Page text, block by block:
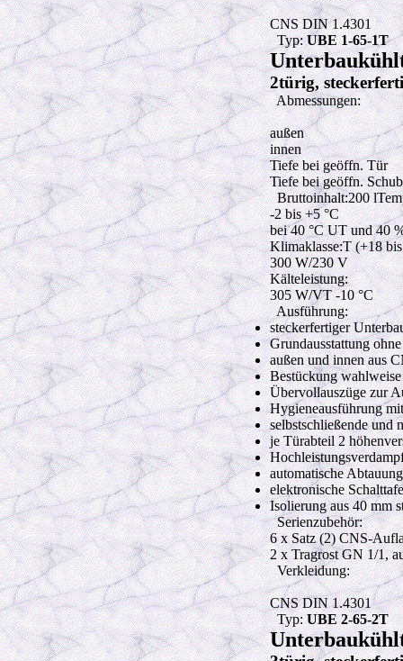
CNS DIN 1.4301
Typ:UBE 1-65-1T
2türig,
Abmessungen:
außen
innen
Tiefe bei geöffn. Tür
Tiefe bei geöffn.
Bruttoinhalt:200
-2 bis +5 °C
bei 40 °C UT und 40
Klimaklasse:T (+18
300 W/230 V
Kälteleistung:
305 W/VT -10 °C
Ausführung:
steckerfertiger
Grundausstattung
außen und innen aus
Bestückung
Übervollauszüge zur
Hygieneausführung
selbstschließende und
je Türabteil 2
automatische
elektronische
Isolierung aus 40 mm
Serienzubehör:
6 x Satz (2) CNS-
2 x Tragrost GN 1/1,
Verkleidung:
CNS DIN 1.4301
Typ:UBE 2-65-2T